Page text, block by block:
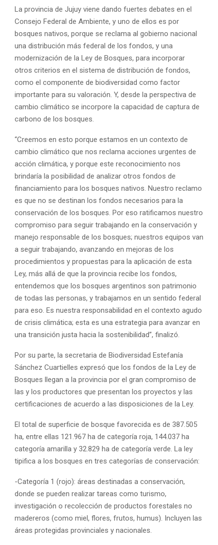
La provincia de Jujuy viene dando fuertes debates en el
Consejo Federal de Ambiente, y uno de ellos es por
bosques nativos, porque se reclama al gobierno nacional
una distribución más federal de los fondos, y una
modernización de la Ley de Bosques, para incorporar
otros criterios en el sistema de distribución de fondos,
como el componente de biodiversidad como factor
importante para su valoración. Y, desde la perspectiva de
cambio climático se incorpore la capacidad de captura de
carbono de los bosques.
“Creemos en esto porque estamos en un contexto de
cambio climático que nos reclama acciones urgentes de
acción climática, y porque este reconocimiento nos
brindaría la posibilidad de analizar otros fondos de
financiamiento para los bosques nativos. Nuestro reclamo
es que no se destinan los fondos necesarios para la
conservación de los bosques. Por eso ratificamos nuestro
compromiso para seguir trabajando en la conservación y
manejo responsable de los bosques; nuestros equipos van
a seguir trabajando, avanzando en mejoras de los
procedimientos y propuestas para la aplicación de esta
Ley, más allá de que la provincia recibe los fondos,
entendemos que los bosques argentinos son patrimonio
de todas las personas, y trabajamos en un sentido federal
para eso. Es nuestra responsabilidad en el contexto agudo
de crisis climática; esta es una estrategia para avanzar en
una transición justa hacia la sostenibilidad”, finalizó.
Por su parte, la secretaria de Biodiversidad Estefanía
Sánchez Cuartielles expresó que los fondos de la Ley de
Bosques llegan a la provincia por el gran compromiso de
las y los productores que presentan los proyectos y las
certificaciones de acuerdo a las disposiciones de la Ley.
El total de superficie de bosque favorecida es de 387.505
ha, entre ellas 121.967 ha de categoría roja, 144.037 ha
categoría amarilla y 32.829 ha de categoría verde. La ley
tipifica a los bosques en tres categorías de conservación:
-Categoría 1 (rojo): áreas destinadas a conservación,
donde se pueden realizar tareas como turismo,
investigación o recolección de productos forestales no
madereros (como miel, flores, frutos, humus). Incluyen las
áreas protegidas provinciales y nacionales.